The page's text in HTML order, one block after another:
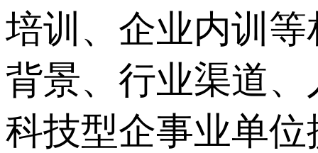
培训、企业内训
背景、行业渠道
科技型企事业单